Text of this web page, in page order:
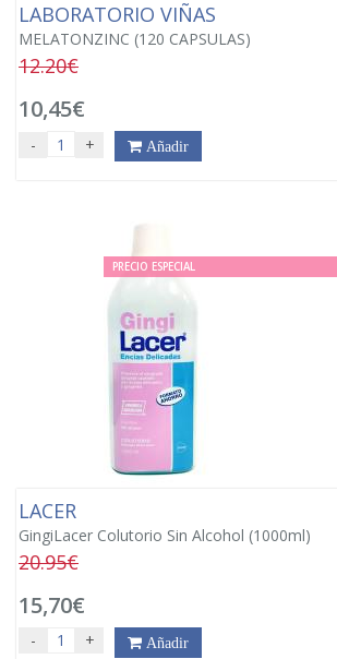
LABORATORIO VIÑAS
MELATONZINC (120 CAPSULAS)
12.20€
10,45€
- + Añadir
PRECIO ESPECIAL
LACER
GingiLacer Colutorio Sin Alcohol (1000ml)
20.95€
15,70€
- + Añadir